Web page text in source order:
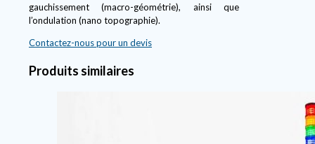
gauchissement (macro-géométrie), ainsi que
l’ondulation (nano topographie).
Contactez-nous pour un devis
Produits similaires